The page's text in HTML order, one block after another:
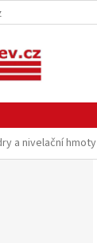
a nivelační hmoty